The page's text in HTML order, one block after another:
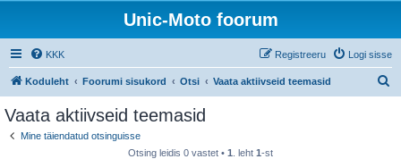
Unic-Moto foorum
KKK Logi sisse
Registreeru
Koduleht Foorumi sisukord Otsi Vaata aktiivseid teemasid
Vaata aktiivseid teemasid
Mine täiendatud otsinguisse
Otsing leidis 0 vastet • 1 . leht 1-st